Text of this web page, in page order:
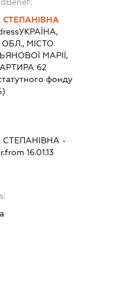
УКРАЇНА,
МІСТО
МАРІЇ,
62
фонду
-
16.01.13